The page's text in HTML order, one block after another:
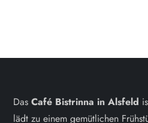
DasCafé Bistrinna in Alsfeld
lädt zu einem gemütlichen